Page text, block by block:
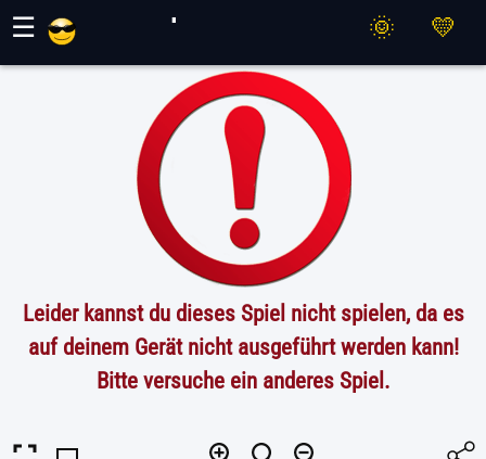
☰
Leider kannst du dieses Spiel nicht spielen, da es
auf deinem Gerät nicht ausgeführt werden kann!
Bitte versuche ein anderes Spiel.